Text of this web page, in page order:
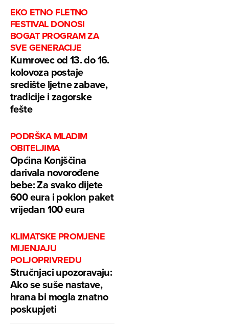
EKO ETNO FLETNO
FESTIVAL DONOSI
BOGAT PROGRAM ZA
SVE GENERACIJE
Kumrovec od 13. do 16.
kolovoza postaje
središte ljetne zabave,
tradicije i zagorske
fešte
PODRŠKA MLADIM
OBITELJIMA
Općina Konjščina
darivala novorođene
bebe: Za svako dijete
600 eura i poklon paket
vrijedan 100 eura
KLIMATSKE PROMJENE
MIJENJAJU
POLJOPRIVREDU
Stručnjaci upozoravaju:
Ako se suše nastave,
hrana bi mogla znatno
poskupjeti